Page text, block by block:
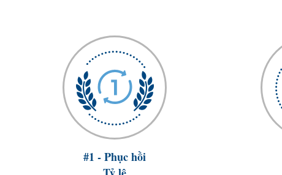
#1 - Phục hồi